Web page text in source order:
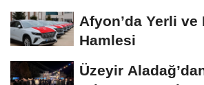
Afyon’da Yerli
Hamlesi
Üzeyir